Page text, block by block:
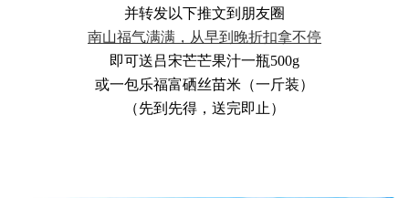
并转发以下推文到朋友圈
南山福气满满，从早到晚折扣拿不停
即可送吕宋芒芒果汁一瓶500g
或一包乐福富硒丝苗米（一斤装）
（先到先得，送完即止）